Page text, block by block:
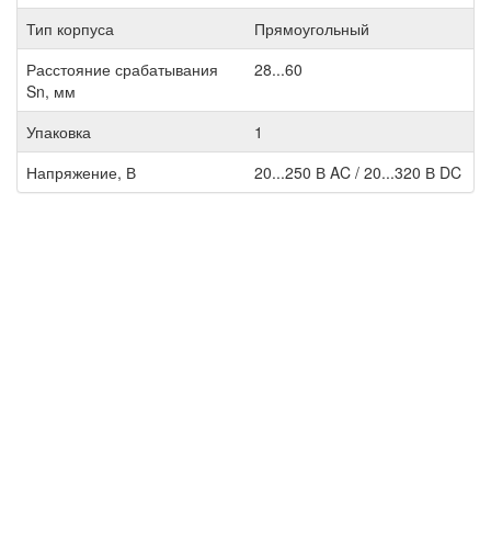
Тип корпуса
Прямоугольный
Расстояние срабатывания
Sn, мм
28...60
Упаковка
1
Напряжение, В
20...250 В AC / 20...320 В DC